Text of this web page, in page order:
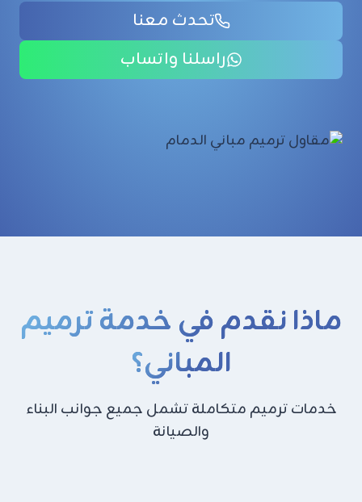
تحدث معنا
راسلنا واتساب
ماذا نقدم في خدمة ترميم
المباني؟
خدمات ترميم متكاملة تشمل جميع جوانب البناء
والصيانة